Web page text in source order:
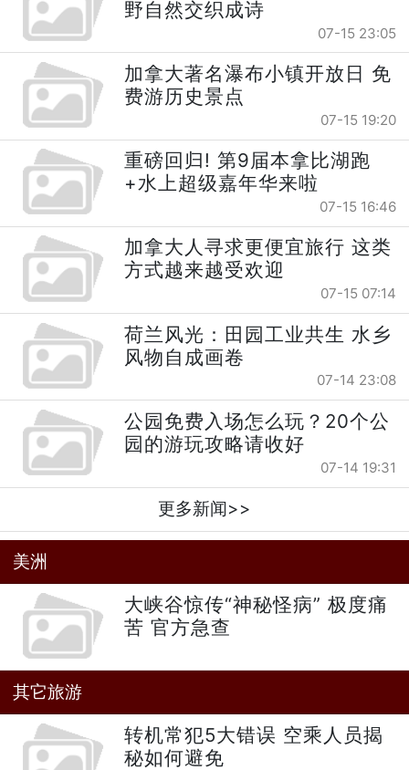
野自然交织成诗
07-15 23:05
加拿大著名瀑布小镇开放日 免
费游历史景点
07-15 19:20
重磅回归! 第9届本拿比湖跑
+水上超级嘉年华来啦
07-15 16:46
加拿大人寻求更便宜旅行 这类
方式越来越受欢迎
07-15 07:14
荷兰风光：田园工业共生 水乡
风物自成画卷
07-14 23:08
公园免费入场怎么玩？20个公
园的游玩攻略请收好
07-14 19:31
更多新闻>>
美洲
大峡谷惊传“神秘怪病” 极度痛
苦 官方急查
其它旅游
转机常犯5大错误 空乘人员揭
秘如何避免